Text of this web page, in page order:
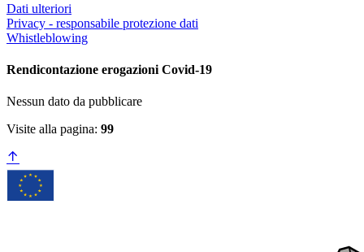
Dati ulteriori
Privacy - responsabile protezione dati
Whistleblowing
Rendicontazione erogazioni Covid-19
Nessun dato da pubblicare
Visite alla pagina: 99